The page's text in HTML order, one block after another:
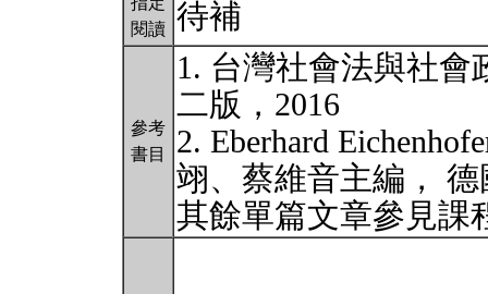
閱讀 待補
參考
書目
1. 台灣社會法與社
二版，2016
2. Eberhard
翊、蔡維音主編，
其餘單篇文章參見課